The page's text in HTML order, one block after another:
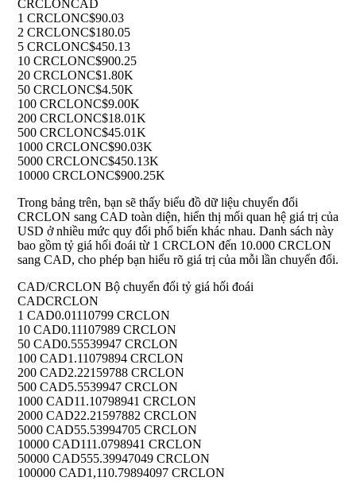
CRCLONCAD
1 CRCLONC$90.03
2 CRCLONC$180.05
5 CRCLONC$450.13
10 CRCLONC$900.25
20 CRCLONC$1.80K
50 CRCLONC$4.50K
100 CRCLONC$9.00K
200 CRCLONC$18.01K
500 CRCLONC$45.01K
1000 CRCLONC$90.03K
5000 CRCLONC$450.13K
10000 CRCLONC$900.25K
Trong bảng trên, bạn sẽ thấy biểu đồ dữ liệu chuyển đổi
CRCLON sang CAD toàn diện, hiển thị mối quan hệ giá trị của
USD ở nhiều mức quy đổi phổ biến khác nhau. Danh sách này
bao gồm tỷ giá hối đoái từ 1 CRCLON đến 10.000 CRCLON
sang CAD, cho phép bạn hiểu rõ giá trị của mỗi lần chuyển đổi.
CAD/CRCLON Bộ chuyển đổi tỷ giá hối đoái
CADCRCLON
1 CAD0.01110799 CRCLON
10 CAD0.11107989 CRCLON
50 CAD0.55539947 CRCLON
100 CAD1.11079894 CRCLON
200 CAD2.22159788 CRCLON
500 CAD5.5539947 CRCLON
1000 CAD11.10798941 CRCLON
2000 CAD22.21597882 CRCLON
5000 CAD55.53994705 CRCLON
10000 CAD111.0798941 CRCLON
50000 CAD555.39947049 CRCLON
100000 CAD1,110.79894097 CRCLON